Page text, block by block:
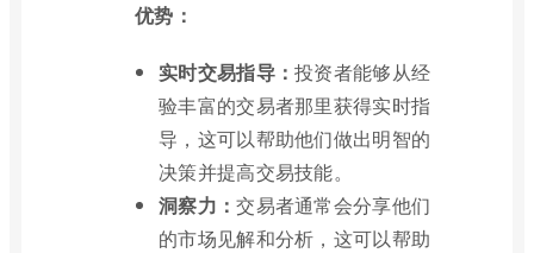
优势：
实时交易指导：投资者能够从经
验丰富的交易者那里获得实时指
导，这可以帮助他们做出明智的
决策并提高交易技能。
洞察力：交易者通常会分享他们
的市场见解和分析，这可以帮助